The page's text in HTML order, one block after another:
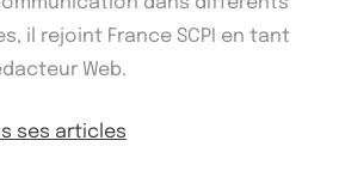
il rejoint France SCPI en tant
Web.
ses articles